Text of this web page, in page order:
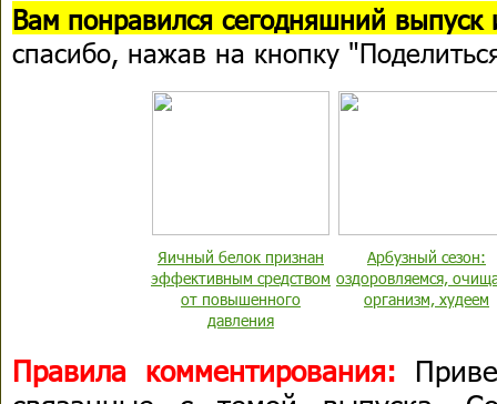
Вам понравился сегодняшний выпуск
спасибо, нажав на кнопку
Яичный белок признан
эффективным средством
от повышенного
давления
Арбузный сезон:
оздоровляемся,
организм, худеем
Правила комментирования: